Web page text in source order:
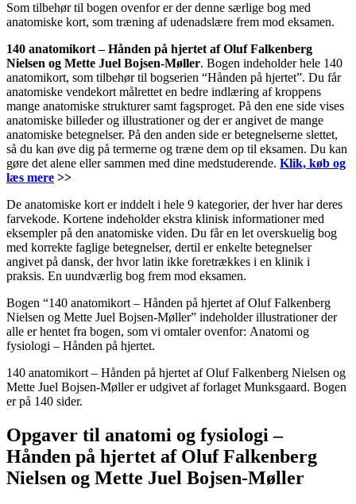
Som tilbehør til bogen ovenfor er der denne særlige bog med
anatomiske kort, som træning af udenadslære frem mod eksamen.
140 anatomikort – Hånden på hjertet af Oluf Falkenberg
Nielsen og Mette Juel Bojsen-Møller. Bogen indeholder hele 140
anatomikort, som tilbehør til bogserien “Hånden på hjertet”. Du får
anatomiske vendekort målrettet en bedre indlæring af kroppens
mange anatomiske strukturer samt fagsproget. På den ene side vises
anatomiske billeder og illustrationer og der er angivet de mange
anatomiske betegnelser. På den anden side er betegnelserne slettet,
så du kan øve dig på termerne og træne dem op til eksamen. Du kan
gøre det alene eller sammen med dine medstuderende. Klik, køb og
læs mere >>
De anatomiske kort er inddelt i hele 9 kategorier, der hver har deres
farvekode. Kortene indeholder ekstra klinisk informationer med
eksempler på den anatomiske viden. Du får en let overskuelig bog
med korrekte faglige betegnelser, dertil er enkelte betegnelser
angivet på dansk, der hvor latin ikke foretrækkes i en klinik i
praksis. En uundværlig bog frem mod eksamen.
Bogen “140 anatomikort – Hånden på hjertet af Oluf Falkenberg
Nielsen og Mette Juel Bojsen-Møller” indeholder illustrationer der
alle er hentet fra bogen, som vi omtaler ovenfor: Anatomi og
fysiologi – Hånden på hjertet.
140 anatomikort – Hånden på hjertet af Oluf Falkenberg Nielsen og
Mette Juel Bojsen-Møller er udgivet af forlaget Munksgaard. Bogen
er på 140 sider.
Opgaver til anatomi og fysiologi –
Hånden på hjertet af Oluf Falkenberg
Nielsen og Mette Juel Bojsen-Møller